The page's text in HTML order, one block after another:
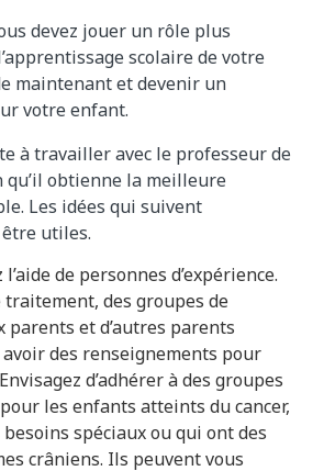
devez jouer un rôle plus
scolaire de votre
maintenant et devenir un
votre enfant.
à travailler avec le professeur de
obtienne la meilleure
Les idées qui suivent
utiles.
l’aide de personnes d’expérience.
traitement, des groupes de
parents et d’autres parents
des renseignements pour
d’adhérer à des groupes
les enfants atteints du cancer,
spéciaux ou qui ont des
crâniens. Ils peuvent vous